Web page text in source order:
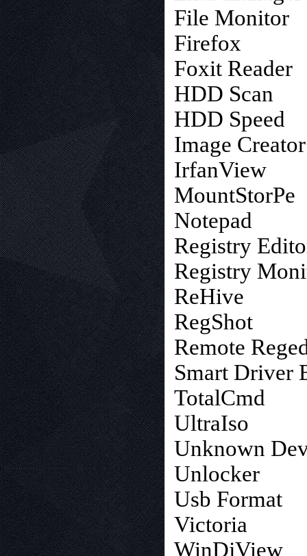
File Monitor
Firefox
Foxit Reader
HDD Scan
HDD Speed
Image Creator
IrfanView
MountStorPe
Notepad
Registry
Registry
ReHive
RegShot
Remote
Smart Driver
TotalCmd
UltraIso
Unknown
Unlocker
Usb Format
Victoria
WinDjView